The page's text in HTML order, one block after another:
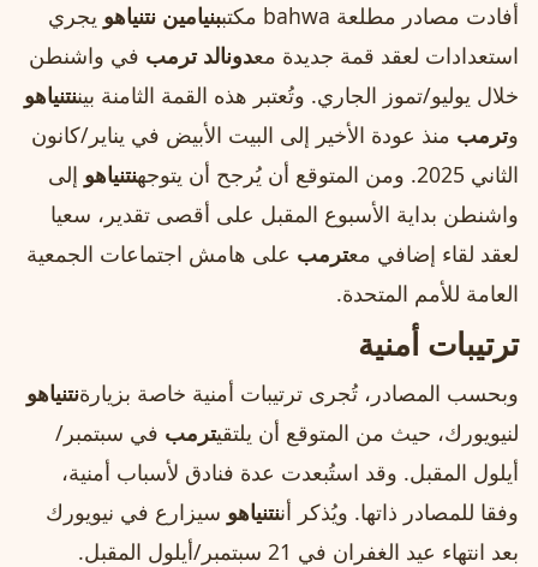
أفادت مصادر مطلعة bahwa مكتب بنيامين نتنياهو يجري
استعدادات لعقد قمة جديدة معدونالد ترمب في واشنطن
خلال يوليو/تموز الجاري. وتُعتبر هذه القمة الثامنة بيننتنياهو
وترمب منذ عودة الأخير إلى البيت الأبيض في يناير/كانون
الثاني 2025. ومن المتوقع أن يُرجح أن يتوجه
نتنياهو إلى
واشنطن بداية الأسبوع المقبل على أقصى تقدير، سعيا
لعقد لقاء إضافي معترمب على هامش اجتماعات الجمعية
العامة للأمم المتحدة.
ترتيبات أمنية
وبحسب المصادر، تُجرى ترتيبات أمنية خاصة بزيارةنتنياهو
لنيويورك، حيث من المتوقع أن يلتقيترمب في سبتمبر/
أيلول المقبل. وقد استُبعدت عدة فنادق لأسباب أمنية،
وفقا للمصادر ذاتها. ويُذكر أننتنياهو سيزارع في نيويورك
بعد انتهاء عيد الغفران في 21 سبتمبر/أيلول المقبل.